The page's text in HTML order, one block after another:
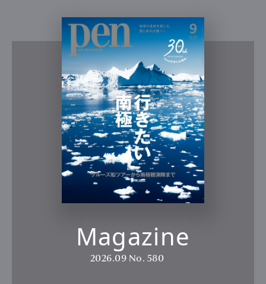
Art&DesignWatch
Fashion
Gourmet
CarsProductCultureLifestyle
Pen Membership
Magazine
Official Columnist
About
Contact
Pen Meet
Magazine
2026.09 No. 580